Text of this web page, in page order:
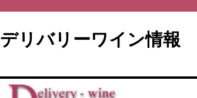
デリバリーワイン情報